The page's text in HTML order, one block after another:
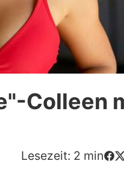
Colleen
Lesezeit: 2 min